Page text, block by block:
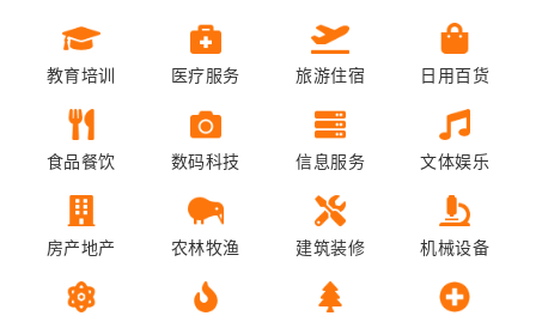
教育培训 医疗服务 旅游住宿 日用百货
食品餐饮 数码科技 信息服务 文体娱乐
房产地产 农林牧渔 建筑装修 机械设备